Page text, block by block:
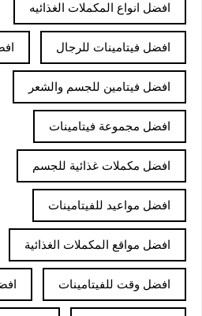
افضل انواع المكملات الغذائيه
افضل فيتامينات للرجال
افضل فيتامين للجسم والشعر
افضل مجموعة فيتامينات
افضل مكملات غذائية للجسم
افضل مواعيد للفيتامينات
افضل مواقع المكملات الغذائية
افضل وقت للفيتامينات